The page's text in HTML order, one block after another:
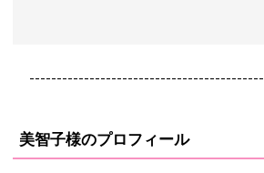
美智子様のプロフィール